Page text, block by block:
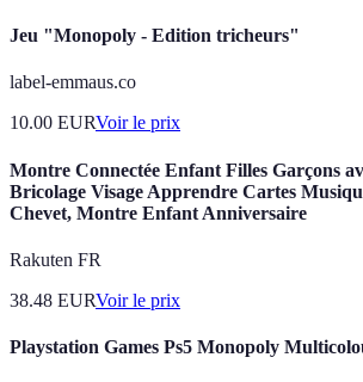
Jeu "Monopoly - Edition tricheurs"
label-emmaus.co
10.00 EURVoir le prix
Montre Connectée Enfant Filles Garçons
Bricolage Visage Apprendre Cartes
Chevet, Montre Enfant Anniversaire
Rakuten FR
38.48 EURVoir le prix
Playstation Games Ps5 Monopoly